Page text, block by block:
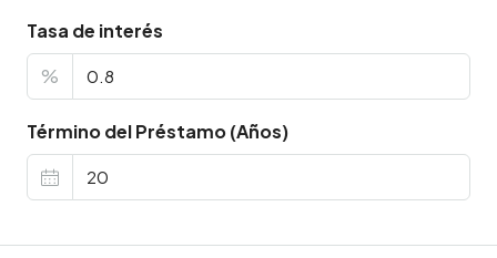
Tasa de interés
%
Término del Préstamo (Años)